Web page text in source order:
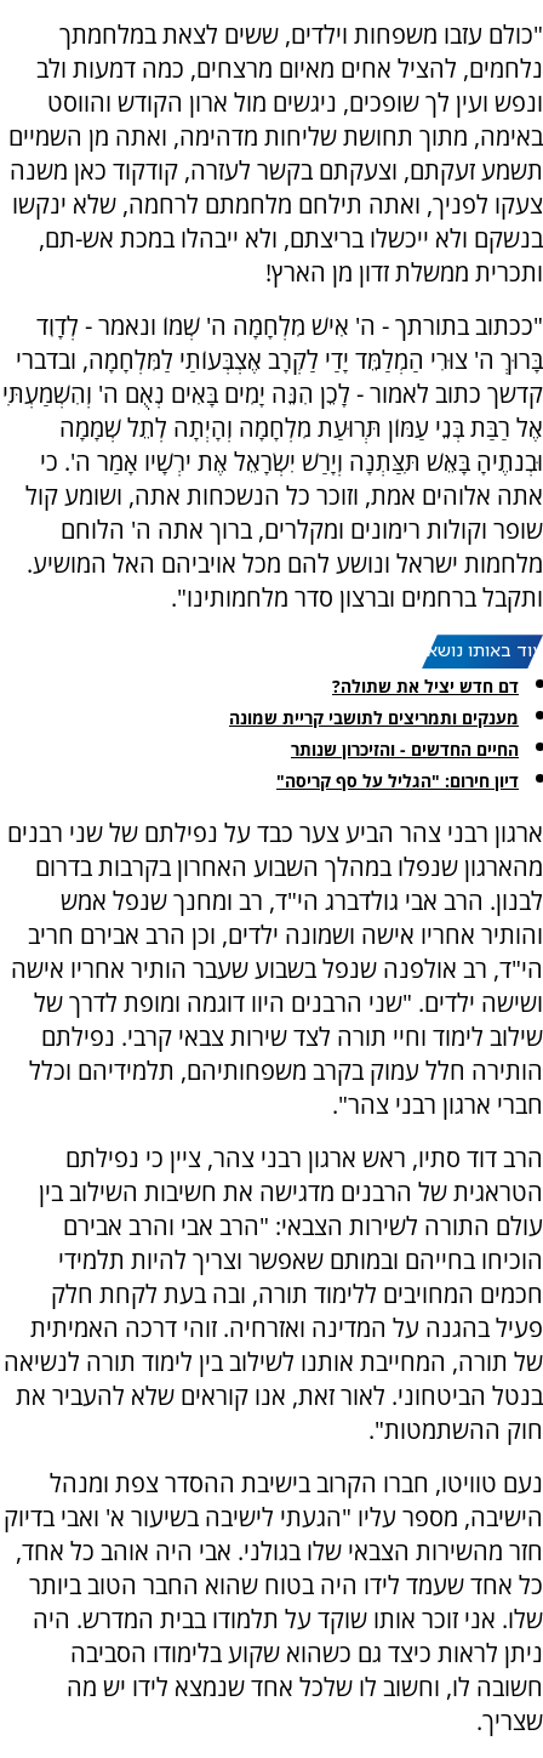
"כולם עזבו משפחות וילדים, ששים לצאת במלחמתך
נלחמים, להציל אחים מאיום מרצחים, כמה דמעות ולב
ונפש ועין לך שופכים, ניגשים מול ארון הקודש והווסט
באימה, מתוך תחושת שליחות מדהימה, ואתה מן השמיים
תשמע זעקתם, וצעקתם בקשר לעזרה, קודקוד כאן משנה
צעקו לפניך, ואתה תילחם מלחמתם לרחמה, שלא ינקשו
בנשקם ולא ייכשלו בריצתם, ולא ייבהלו במכת אש-תם,
ותכרית ממשלת זדון מן הארץ!
"ככתוב בתורתך - ה' אִישׁ מִלְחָמָה ה' שְׁמוֹ ונאמר - לְדָוִד
בָּרוּךְ ה' צוּרִי הַמְלַמֵּד יָדַי לַקְרָב אֶצְבְּעוֹתַי לַמִּלְחָמָה, ובדברי
קדשך כתוב לאמור - לָכֵן הִנֵּה יָמִים בָּאִים נְאֻם ה' וְהִשְׁמַעְתִּי
אֶל רַבַּת בְּנֵי עַמּוֹן תְּרוּעַת מִלְחָמָה וְהָיְתָה לְתֵל שְׁמָמָה
וּבְנֹתֶיהָ בָּאֵשׁ תִּצַּתְנָה וְיָרַשׁ יִשְׂרָאֵל אֶת יֹרְשָׁיו אָמַר ה'. כי
אתה אלוהים אמת, וזוכר כל הנשכחות אתה, ושומע קול
שופר וקולות רימונים ומקלרים, ברוך אתה ה' הלוחם
מלחמות ישראל ונושע להם מכל אויביהם האל המושיע.
ותקבל ברחמים וברצון סדר מלחמותינו".
עוד באותו נושא:
דם חדש יציל את שתולה?
מענקים ותמריצים לתושבי קריית שמונה
החיים החדשים - והזיכרון שנותר
דיון חירום: "הגליל על סף קריסה"
ארגון רבני צהר הביע צער כבד על נפילתם של שני רבנים
מהארגון שנפלו במהלך השבוע האחרון בקרבות בדרום
לבנון. הרב אבי גולדברג הי"ד, רב ומחנך שנפל אמש
והותיר אחריו אישה ושמונה ילדים, וכן הרב אבירם חריב
הי"ד, רב אולפנה שנפל בשבוע שעבר הותיר אחריו אישה
ושישה ילדים. "שני הרבנים היוו דוגמה ומופת לדרך של
שילוב לימוד וחיי תורה לצד שירות צבאי קרבי. נפילתם
הותירה חלל עמוק בקרב משפחותיהם, תלמידיהם וכלל
חברי ארגון רבני צהר".
הרב דוד סתיו, ראש ארגון רבני צהר, ציין כי נפילתם
הטראגית של הרבנים מדגישה את חשיבות השילוב בין
עולם התורה לשירות הצבאי: "הרב אבי והרב אבירם
הוכיחו בחייהם ובמותם שאפשר וצריך להיות תלמידי
חכמים המחויבים ללימוד תורה, ובה בעת לקחת חלק
פעיל בהגנה על המדינה ואזרחיה. זוהי דרכה האמיתית
של תורה, המחייבת אותנו לשילוב בין לימוד תורה לנשיאה
בנטל הביטחוני. לאור זאת, אנו קוראים שלא להעביר את
חוק ההשתמטות".
נעם טוויטו, חברו הקרוב בישיבת ההסדר צפת ומנהל
הישיבה, מספר עליו "הגעתי לישיבה בשיעור א' ואבי בדיוק
חזר מהשירות הצבאי שלו בגולני. אבי היה אוהב כל אחד,
כל אחד שעמד לידו היה בטוח שהוא החבר הטוב ביותר
שלו. אני זוכר אותו שוקד על תלמודו בבית המדרש. היה
ניתן לראות כיצד גם כשהוא שקוע בלימודו הסביבה
חשובה לו, וחשוב לו שלכל אחד שנמצא לידו יש מה
שצריך.